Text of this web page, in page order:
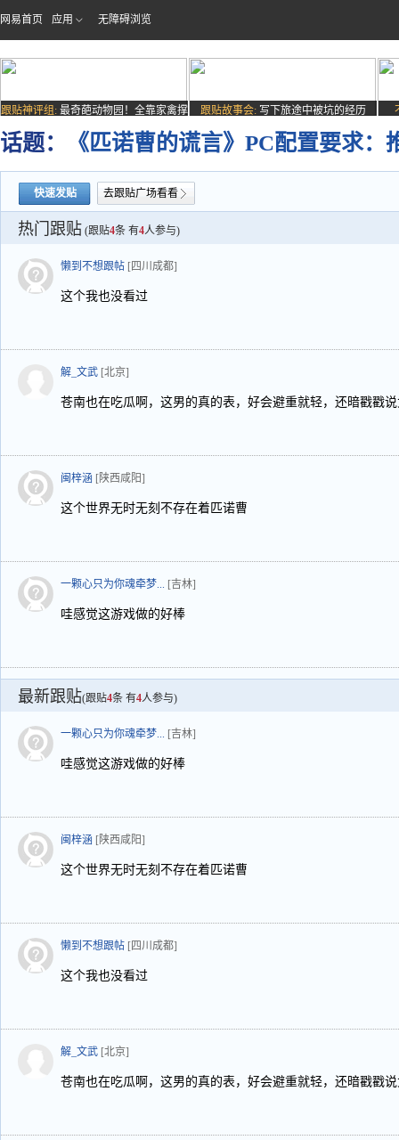
网易首页 应用 无障碍浏览
跟贴神评组: 最奇葩动物园！全靠家禽撑
场子
跟贴故事会: 写下旅途中被坑的经历
话题： 《匹诺曹的谎言》PC配置要求
快速发贴 去跟贴广场看看
热门跟贴 (跟贴4条 有4人参与)
懒到不想跟帖 [四川成都]
这个我也没看过
解_文武 [北京]
苍南也在吃瓜啊，这男的真的表，好会避重就轻，还暗戳戳
闽梓涵 [陕西咸阳]
这个世界无时无刻不存在着匹诺曹
一颗心只为你魂牵梦... [吉林]
哇感觉这游戏做的好棒
最新跟贴(跟贴4条 有4人参与)
一颗心只为你魂牵梦... [吉林]
哇感觉这游戏做的好棒
闽梓涵 [陕西咸阳]
这个世界无时无刻不存在着匹诺曹
懒到不想跟帖 [四川成都]
这个我也没看过
解_文武 [北京]
苍南也在吃瓜啊，这男的真的表，好会避重就轻，还暗戳戳